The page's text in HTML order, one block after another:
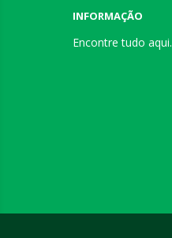
INFORMAÇÃO
Encontre tudo aqui.